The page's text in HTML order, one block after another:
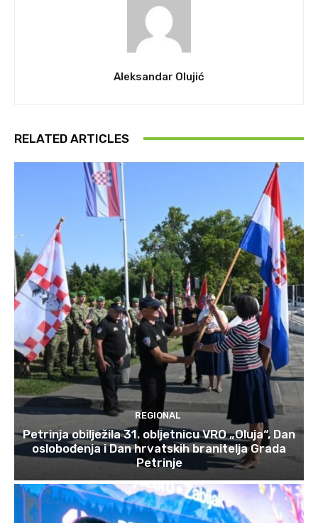
Aleksandar Olujić
RELATED ARTICLES
REGIONAL
Petrinja obilježila 31. obljetnicu VRO „Oluja“, Dan
oslobođenja i Dan hrvatskih branitelja Grada
Petrinje